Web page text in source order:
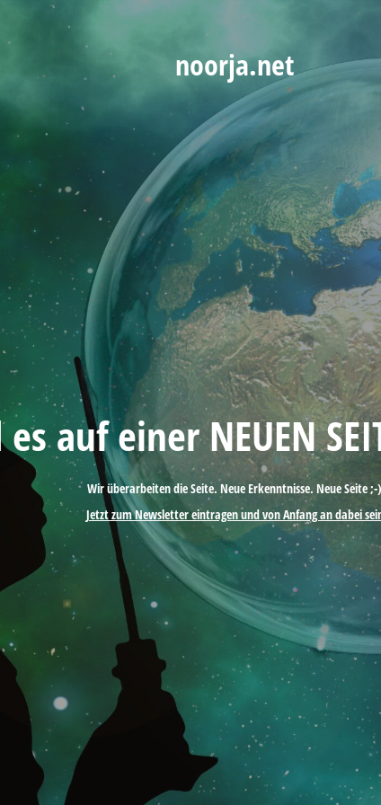
noorja.net
auf einer NEUEN
Wir überarbeiten die Seite. Neue Erkenntnisse. Neue Seite ;-)
Jetzt zum Newsletter eintragen und von Anfang an dabei